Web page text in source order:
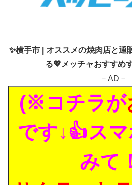
✨横手市 | オススメの焼肉店と通
る💖メッチャおすすめ
－AD－
(※コチラが
です↓👍ス
みて